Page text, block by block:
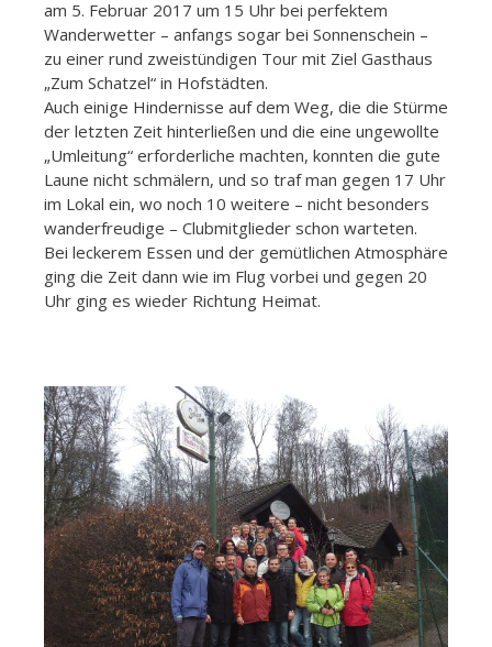
am 5. Februar 2017 um 15 Uhr bei perfektem
Wanderwetter – anfangs sogar bei Sonnenschein –
zu einer rund zweistündigen Tour mit Ziel Gasthaus
„Zum Schatzel“ in Hofstädten.
Auch einige Hindernisse auf dem Weg, die die Stürme
der letzten Zeit hinterließen und die eine ungewollte
„Umleitung“ erforderliche machten, konnten die gute
Laune nicht schmälern, und so traf man gegen 17 Uhr
im Lokal ein, wo noch 10 weitere – nicht besonders
wanderfreudige – Clubmitglieder schon warteten.
Bei leckerem Essen und der gemütlichen Atmosphäre
ging die Zeit dann wie im Flug vorbei und gegen 20
Uhr ging es wieder Richtung Heimat.